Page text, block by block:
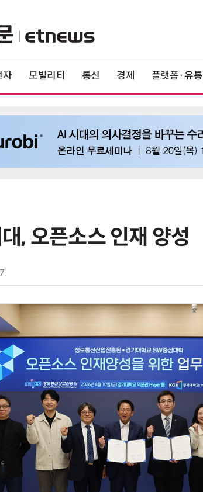
자 모빌리티 통신 경제 플랫폼·유통
, 오픈소스 인재 양성6
9
10